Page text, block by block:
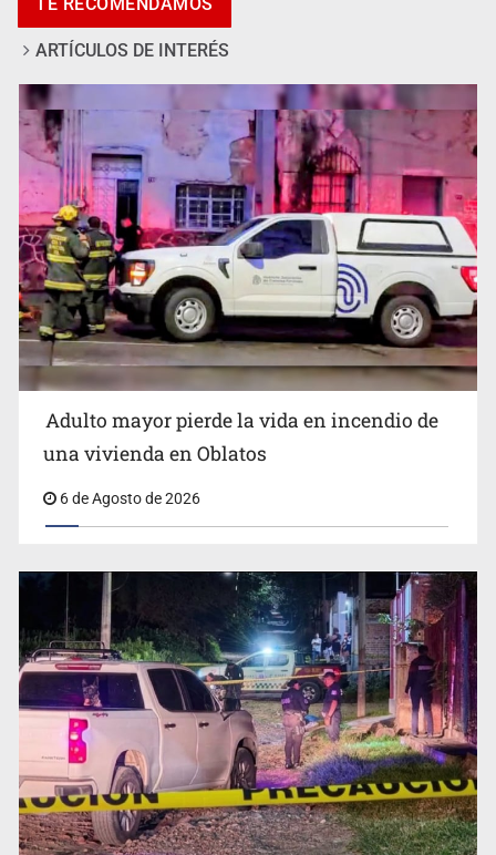
Detienen al exgobernador de Guerrero, Ángel Aguirre
Anuncian refuerzo de seguridad en Michoacán para
reactivar exportación de aguacate
ARTÍCULOS DE INTERÉS
Adulto mayor pierde la vida en incendio de
una vivienda en Oblatos
6 de Agosto de 2026